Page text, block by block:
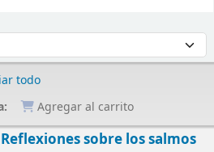
todo
Agregar al carrito
Reflexiones sobre los salmos